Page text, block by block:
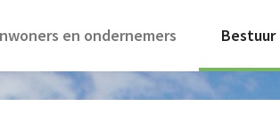
en ondernemers